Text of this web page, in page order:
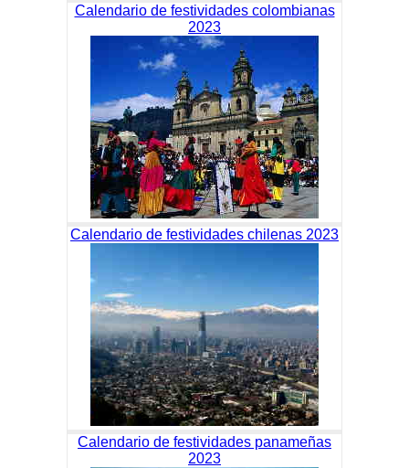
Calendario de festividades colombianas
2023
Calendario de festividades chilenas 2023
Calendario de festividades panameñas
2023